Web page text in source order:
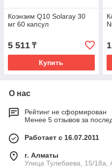
Коэнзим Q10 Solaray 30
мг 60 капсул
5 511 ₸
Купить
О нас
Рейтинг не сформирован
Менее 5 отзывов за
Работает с 16.07.2011
г. Алматы
Улица Тулебаева, 15/18а,